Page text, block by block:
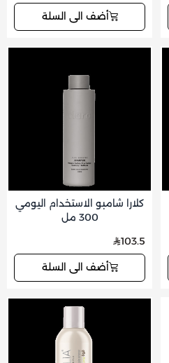
أضف الى السلة
كلارا شامبو الاستخدام اليومي
300 مل
103.5
أضف الى السلة